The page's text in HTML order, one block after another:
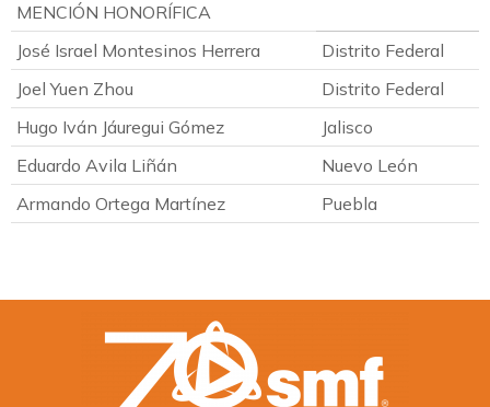
MENCIÓN HONORÍFICA
José Israel Montesinos Herrera
Distrito Federal
Joel Yuen Zhou
Distrito Federal
Hugo Iván Jáuregui Gómez
Jalisco
Eduardo Avila Liñán
Nuevo León
Armando Ortega Martínez
Puebla